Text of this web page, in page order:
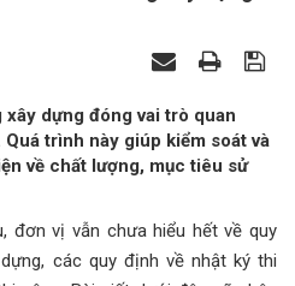
dựng đóng vai trò quan
trình này giúp kiểm soát và
về chất lượng, mục tiêu sử
đơn vị vẫn chưa hiểu hết về quy
các quy định về nhật ký thi